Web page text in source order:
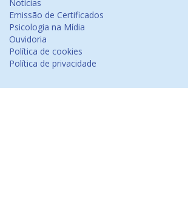
Notícias
Emissão de Certificados
Psicologia na Mídia
Ouvidoria
Política de cookies
Política de privacidade